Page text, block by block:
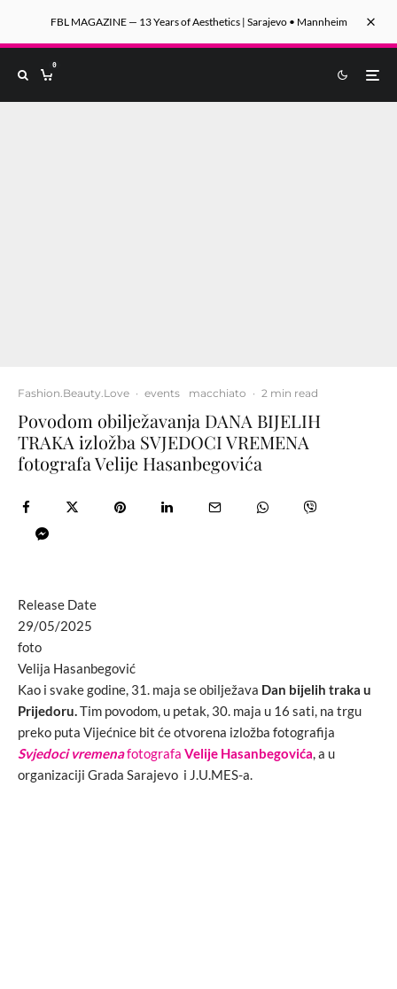
FBL MAGAZINE — 13 Years of Aesthetics | Sarajevo • Mannheim
0
Fashion.Beauty.Love · events macchiato · 2 min read
Povodom obilježavanja DANA BIJELIH
TRAKA izložba SVJEDOCI VREMENA
fotografa Velije Hasanbegovića
Release Date
29/05/2025
foto
Velija Hasanbegović
Kao i svake godine, 31. maja se obilježava Dan bijelih traka u
Prijedoru.Tim povodom, u petak, 30. maja u 16 sati, na trgu
preko puta Vijećnice bit će otvorena izložba fotografija
Svjedoci vremenafotografa Velije Hasanbegovića, a u
organizaciji Grada Sarajevo i J.U.MES-a.